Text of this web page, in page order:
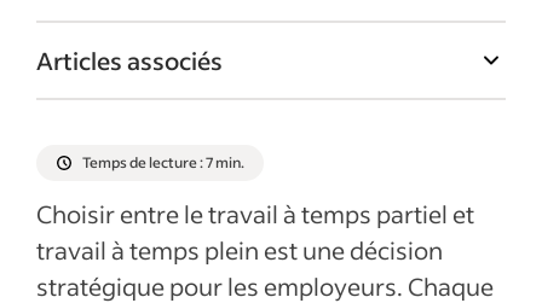
Articles associés
Temps de lecture : 7 min.
Choisir entre le travail à temps partiel et
travail à temps plein est une décision
stratégique pour les employeurs. Chaque